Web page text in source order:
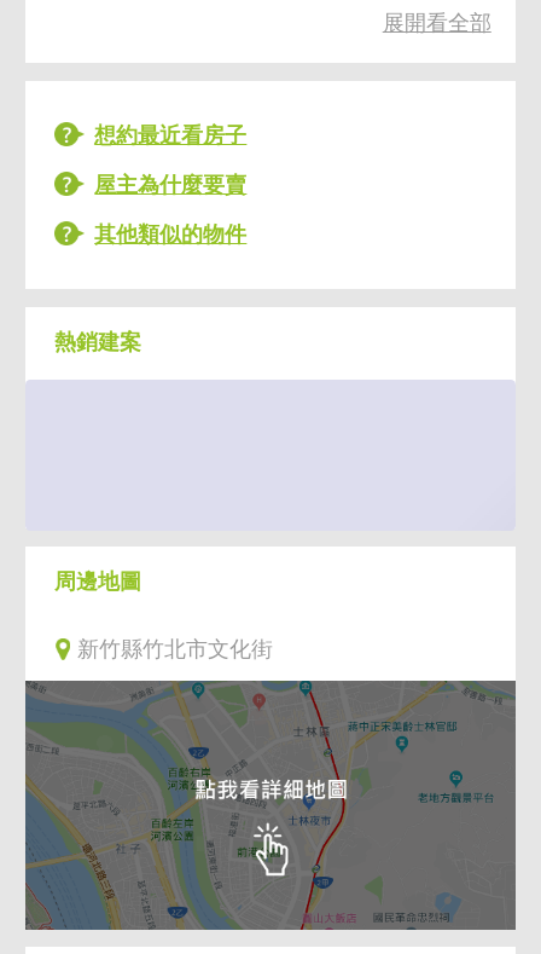
展開看全部
想約最近看房子
屋主為什麼要賣
其他類似的物件
熱銷建案
周邊地圖
新竹縣竹北市文化街